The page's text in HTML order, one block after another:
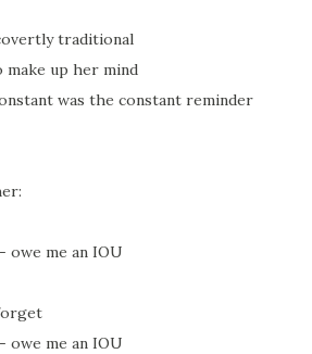
traditional
make up her mind
was the constant reminder
owe me an IOU
owe me an IOU